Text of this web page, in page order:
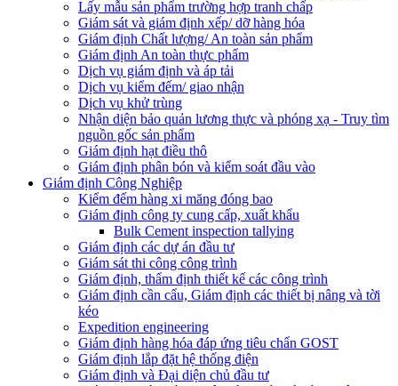
Lấy mẫu sản phẩm trường hợp tranh chấp
Giám sát và giám định xếp/ dỡ hàng hóa
Giám định Chất lượng/ An toàn sản phẩm
Giám định An toàn thực phẩm
Dịch vụ giám định và áp tải
Dịch vụ kiểm đếm/ giao nhận
Dịch vụ khử trùng
Nhận diện bảo quản lương thực và phóng xạ - Truy tìm
nguồn gốc sản phẩm
Giám định hạt điều thô
Giám định phân bón và kiểm soát đầu vào
Giám định Công Nghiệp
Kiểm đếm hàng xi măng đóng bao
Giám định công ty cung cấp, xuất khẩu
Bulk Cement inspection tallying
Giám định các dự án đầu tư
Giám sát thi công công trình
Giám định, thẩm định thiết kế các công trình
Giám định cần cẩu, Giám định các thiết bị nâng và tời
kéo
Expedition engineering
Giám định hàng hóa đáp ứng tiêu chẩn GOST
Giám định lắp đặt hệ thống điện
Giám định và Đại diện chủ đầu tư